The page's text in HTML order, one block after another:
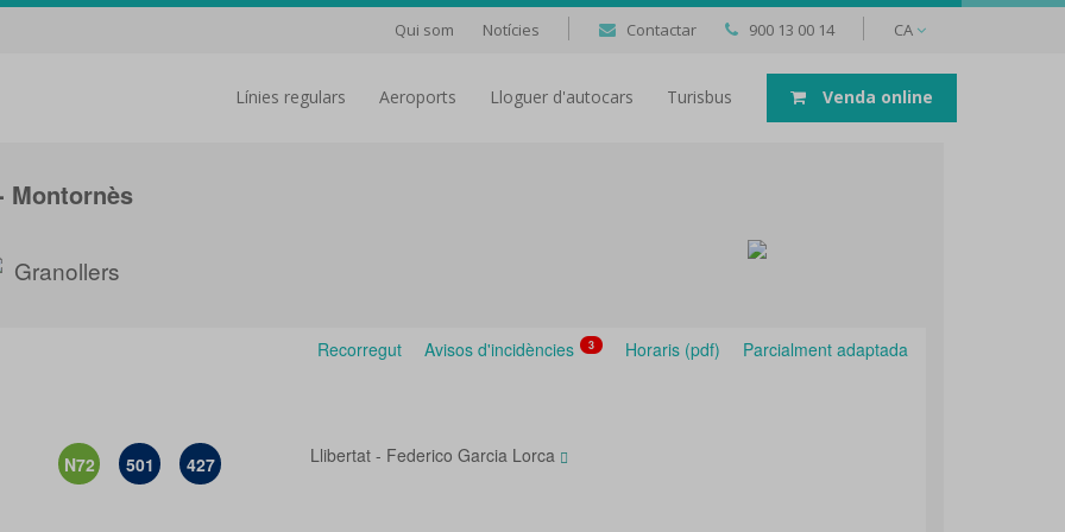
Qui som Notícies Contactar 900 13 00 14 CA
línies regulars aeroports Lloguer d'autocars Turisbus Venda online
Montornès
Granollers
Parcialment adaptada
Horaris (pdf)
3
Avisos d'incidències
Recorregut
N72 501 427 Llibertat - Federico Garcia Lorca